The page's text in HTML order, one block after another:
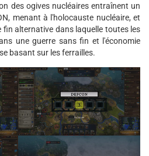
des ogives nucléaires entraînent un
menant à l'holocauste nucléaire, et
fin alternative dans laquelle toutes les
une guerre sans fin et l'économie
basant sur les ferrailles.